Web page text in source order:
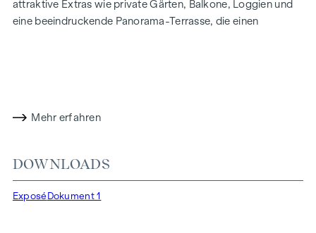
attraktive Extras wie private Gärten, Balkone, Loggien und
eine beeindruckende Panorama-Terrasse, die einen
garantieren eine nachhaltige und effiziente
Mehr Infos unter:WOHNEN AM PARK, 1160 Wien,
Herbststraße – Winegg
Mehr erfahren
DOWNLOADS
Exposé Dokument 1